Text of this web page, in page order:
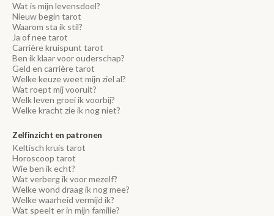
Wat is mijn levensdoel?
Nieuw begin tarot
Waarom sta ik stil?
Ja of nee tarot
Carrière kruispunt tarot
Ben ik klaar voor ouderschap?
Geld en carrière tarot
Welke keuze weet mijn ziel al?
Wat roept mij vooruit?
Welk leven groei ik voorbij?
Welke kracht zie ik nog niet?
Zelfinzicht en patronen
Keltisch kruis tarot
Horoscoop tarot
Wie ben ik echt?
Wat verberg ik voor mezelf?
Welke wond draag ik nog mee?
Welke waarheid vermijd ik?
Wat speelt er in mijn familie?